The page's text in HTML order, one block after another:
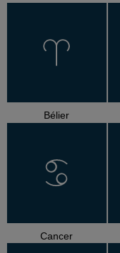
Bélier
Cancer